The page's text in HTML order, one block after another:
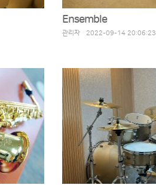
Ensemble
관리자 2022-09-14 20:06:23